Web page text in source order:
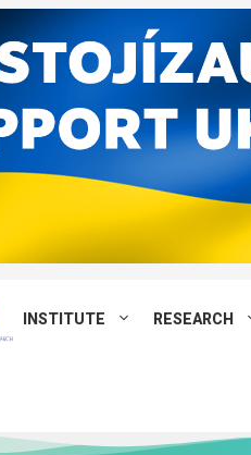
INSTITUTE RESEARCH